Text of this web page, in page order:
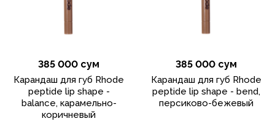
385 000 сум
Карандаш для губ Rhode
peptide lip shape -
balance, карамельно-
коричневый
385 000 сум
Карандаш для губ Rhode
peptide lip shape - bend,
персиково-бежевый